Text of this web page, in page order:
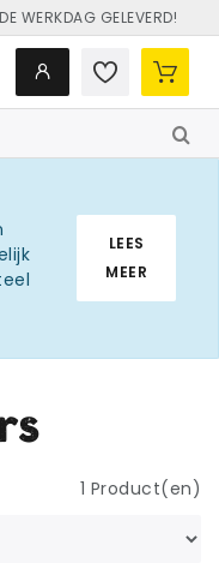
WERKDAG GELEVERD!
€ 250
LEES
MEER
1 Product(en)